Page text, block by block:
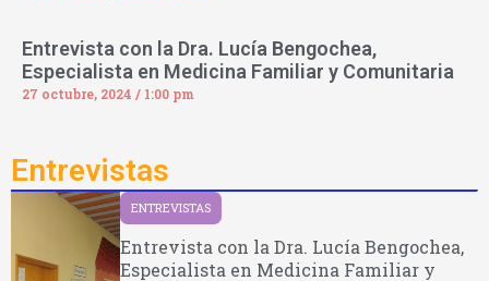
Entrevista con la Dra. Lucía Bengochea,
Especialista en Medicina Familiar y Comunitaria
27 octubre, 2024 1:00 pm
Entrevistas
ENTREVISTAS
Entrevista con la Dra. Lucía Bengochea,
Especialista en Medicina Familiar y